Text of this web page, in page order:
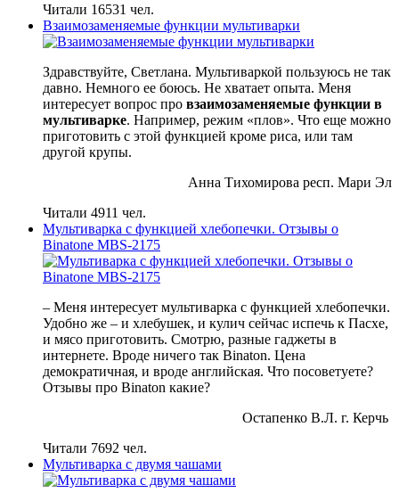
Читали 16531 чел.
Взаимозаменяемые функции мультиварки
Здравствуйте, Светлана. Мультиваркой пользуюсь не так
давно. Немного ее боюсь. Не хватает опыта. Меня
интересует вопрос про взаимозаменяемые функции в
мультиварке. Например, режим «плов». Что еще можно
приготовить с этой функцией кроме риса, или там
другой крупы.
Анна Тихомирова респ. Мари Эл
Читали 4911 чел.
Мультиварка с функцией хлебопечки. Отзывы о
Binatone MBS-2175
– Меня интересует мультиварка с функцией хлебопечки.
Удобно же – и хлебушек, и кулич сейчас испечь к Пасхе,
и мясо приготовить. Смотрю, разные гаджеты в
интернете. Вроде ничего так Binaton. Цена
демократичная, и вроде английская. Что посоветуете?
Отзывы про Binaton какие?
Остапенко В.Л. г. Керчь
Читали 7692 чел.
Мультиварка с двумя чашами